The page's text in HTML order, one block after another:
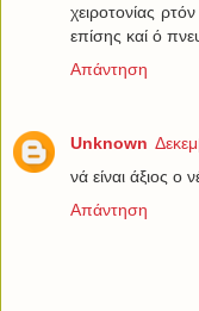
χειροτονίας
επίσης καί ό
Απάντηση
Unknown
νά είναι άξιος ο
Απάντηση